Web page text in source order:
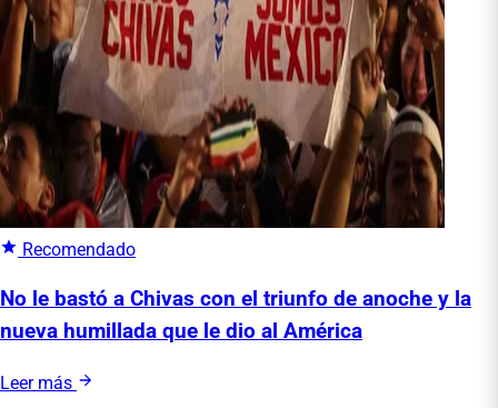
Recomendado
No le bastó a Chivas con el triunfo de anoche y la
nueva humillada que le dio al América
Leer más